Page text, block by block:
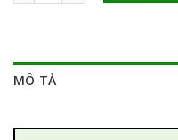
MÔ TẢ